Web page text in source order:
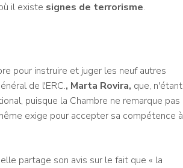
il existe signes de terrorisme.
pour instruire et juger les neuf autres
de l'ERC., Marta Rovira, que, n'étant
puisque la Chambre ne remarque pas
exige pour accepter sa compétence à
partage son avis sur le fait que « la